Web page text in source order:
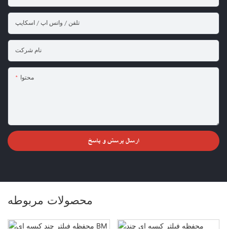
تلفن / واتس اپ / اسکایپ
نام شرکت
محتوا
ارسال پرسش و پاسخ
محصولات مربوطه